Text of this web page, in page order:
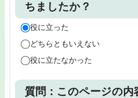
ちましたか？
役に立った
どちらともいえない
役に立たなかった
質問：このページの内